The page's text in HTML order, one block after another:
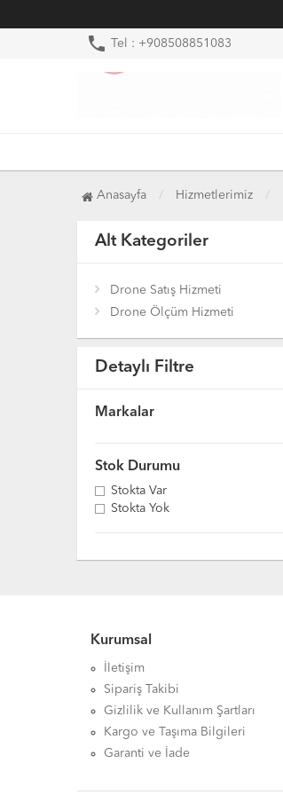
phone Tel : +908508851083
Anasayfa Hizmetlerimiz
Alt Kategoriler
Drone Satış Hizmeti
Drone Ölçüm Hizmeti
Detaylı Filtre
Markalar
Stok Durumu
Stokta Var
Stokta Yok
Kurumsal
İletişim
Sipariş Takibi
Gizlilik ve Kullanım Şartları
Kargo ve Taşıma Bilgileri
Garanti ve İade